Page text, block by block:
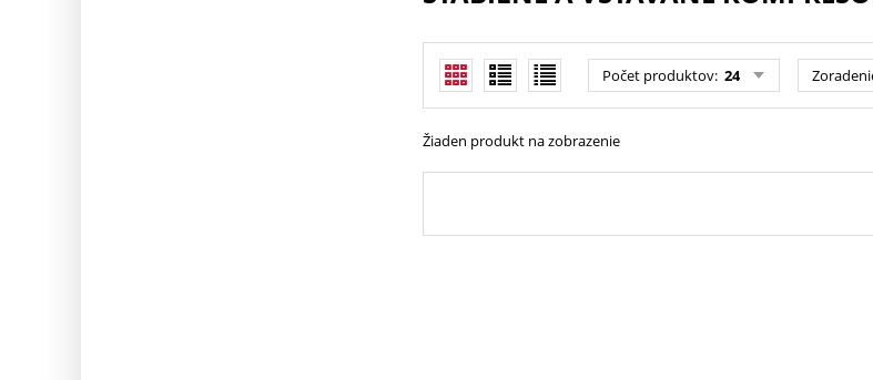
Počet produktov: 24
Žiaden produkt na zobrazenie